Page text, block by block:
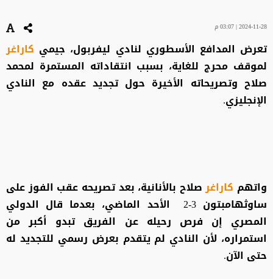
2024-11-28 | 03:07 م
تعرض المدافع الأسطوري لنادي ليفربول، جيمي كاراغر
لموقف محرج للغاية، بسبب انتقاداته المستمرة لمحمد
صلاح وتصريحاته الأخيرة حول تجديد عقده مع النادي
الإنجليزي.
واتهم كاراغرصلاح بالأنانية، بعد تصريحه عقب الفوز على
ساوثهامبتون 3-2 الأحد الماضي، بعدما قال الدولي
المصري إن فرص رحيله عن الفريق تبدو أكبر من
استمراره، لأن النادي لم يتقدم بعرض رسمي للتجديد له
حتى الآن.